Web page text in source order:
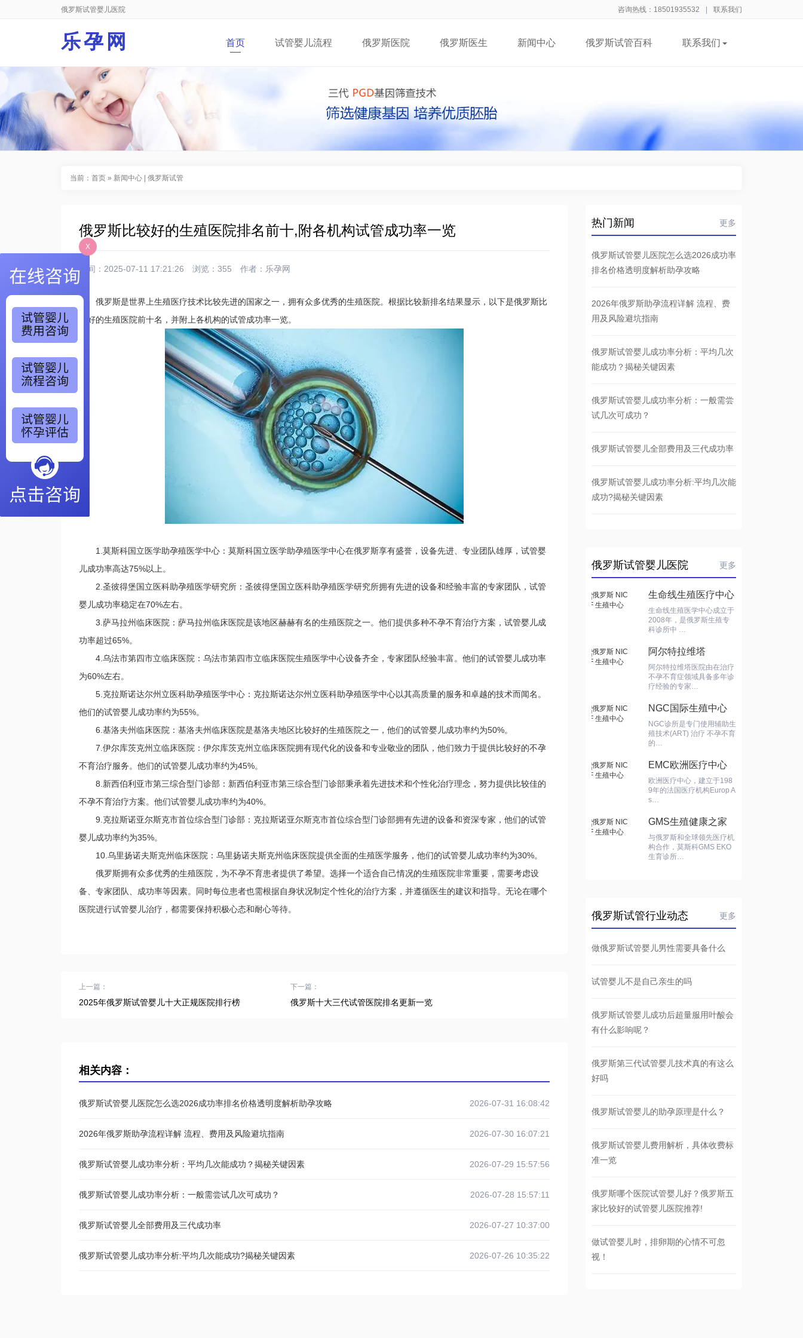
俄罗斯试管婴儿医院 咨询热线：18501935532 联系我们
乐孕网 首页 试管婴儿流程 俄罗斯医院 俄罗斯医生 新闻中心 俄罗斯试管百科 联系我们
当前： 首页 » 新闻中心 俄罗斯试管
俄罗斯比较好的生殖医院排名前十,附各机构试管成功率一览
时间：2025-07-11 17:21:26 浏览：355 作者： 乐孕网
俄罗斯是世界上生殖医疗技术比较先进的国家之一，拥有众多优秀的生殖医院。根据比较新排名结果显示，以下是俄罗斯比
较好的生殖医院前十名，并附上各机构的试管成功率一览。
1.莫斯科国立医学助孕殖医学中心：莫斯科国立医学助孕殖医学中心在俄罗斯享有盛誉，设备先进、专业团队雄厚，试管婴
儿成功率高达75%以上。
2.圣彼得堡国立医科助孕殖医学研究所：圣彼得堡国立医科助孕殖医学研究所拥有先进的设备和经验丰富的专家团队，试管
婴儿成功率稳定在70%左右。
3.萨马拉州临床医院：萨马拉州临床医院是该地区赫赫有名的生殖医院之一。他们提供多种不孕不育治疗方案，试管婴儿成
功率超过65%。
4.乌法市第四市立临床医院：乌法市第四市立临床医院生殖医学中心设备齐全，专家团队经验丰富。他们的试管婴儿成功率
为60%左右。
5.克拉斯诺达尔州立医科助孕殖医学中心：克拉斯诺达尔州立医科助孕殖医学中心以其高质量的服务和卓越的技术而闻名。
他们的试管婴儿成功率约为55%。
6.基洛夫州临床医院：基洛夫州临床医院是基洛夫地区比较好的生殖医院之一，他们的试管婴儿成功率约为50%。
7.伊尔库茨克州立临床医院：伊尔库茨克州立临床医院拥有现代化的设备和专业敬业的团队，他们致力于提供比较好的不孕
不育治疗服务。他们的试管婴儿成功率约为45%。
8.新西伯利亚市第三综合型门诊部：新西伯利亚市第三综合型门诊部秉承着先进技术和个性化治疗理念，努力提供比较佳的
不孕不育治疗方案。他们试管婴儿成功率约为40%。
9.克拉斯诺亚尔斯克市首位综合型门诊部：克拉斯诺亚尔斯克市首位综合型门诊部拥有先进的设备和资深专家，他们的试管
婴儿成功率约为35%。
10.乌里扬诺夫斯克州临床医院：乌里扬诺夫斯克州临床医院提供全面的生殖医学服务，他们的试管婴儿成功率约为30%。
俄罗斯拥有众多优秀的生殖医院，为不孕不育患者提供了希望。选择一个适合自己情况的生殖医院非常重要，需要考虑设
备、专家团队、成功率等因素。同时每位患者也需根据自身状况制定个性化的治疗方案，并遵循医生的建议和指导。无论在哪个
医院进行试管婴儿治疗，都需要保持积极心态和耐心等待。
上一篇：
2025年俄罗斯试管婴儿十大正规医院排行榜
下一篇：
俄罗斯十大三代试管医院排名更新一览
相关内容：
俄罗斯试管婴儿医院怎么选2026成功率排名价格透明度解析助孕攻略 2026-07-31 16:08:42
2026年俄罗斯助孕流程详解 流程、费用及风险避坑指南 2026-07-30 16:07:21
俄罗斯试管婴儿成功率分析：平均几次能成功？揭秘关键因素 2026-07-29 15:57:56
俄罗斯试管婴儿成功率分析：一般需尝试几次可成功？ 2026-07-28 15:57:11
俄罗斯试管婴儿全部费用及三代成功率 2026-07-27 10:37:00
俄罗斯试管婴儿成功率分析:平均几次能成功?揭秘关键因素 2026-07-26 10:35:22
热门新闻 更多
俄罗斯试管婴儿医院怎么选2026成功率
排名价格透明度解析助孕攻略
2026年俄罗斯助孕流程详解 流程、费
用及风险避坑指南
俄罗斯试管婴儿成功率分析：平均几次
能成功？揭秘关键因素
俄罗斯试管婴儿成功率分析：一般需尝
试几次可成功？
俄罗斯试管婴儿全部费用及三代成功率
俄罗斯试管婴儿成功率分析:平均几次能
成功?揭秘关键因素
俄罗斯试管婴儿医院 更多
生命线生殖医疗中心
生命线生殖医学中心成立于
2008年，是俄罗斯生殖专
科诊所中 …
阿尔特拉维塔
阿尔特拉维塔医院由在治疗
不孕不育症领域具备多年诊
疗经验的专家…
NGC国际生殖中心
NGC诊所是专门使用辅助生
殖技术(ART) 治疗 不孕不育
的…
EMC欧洲医疗中心
欧洲医疗中心，建立于198
9年的法国医疗机构Europ A
s…
GMS生殖健康之家
与俄罗斯和全球领先医疗机
构合作，莫斯科GMS EKO
生育诊所…
俄罗斯试管行业动态 更多
做俄罗斯试管婴儿男性需要具备什么
试管婴儿不是自己亲生的吗
俄罗斯试管婴儿成功后超量服用叶酸会
有什么影响呢？
俄罗斯第三代试管婴儿技术真的有这么
好吗
俄罗斯试管婴儿的助孕原理是什么？
俄罗斯试管婴儿费用解析，具体收费标
准一览
俄罗斯哪个医院试管婴儿好？俄罗斯五
家比较好的试管婴儿医院推荐!
做试管婴儿时，排卵期的心情不可忽
视！
X